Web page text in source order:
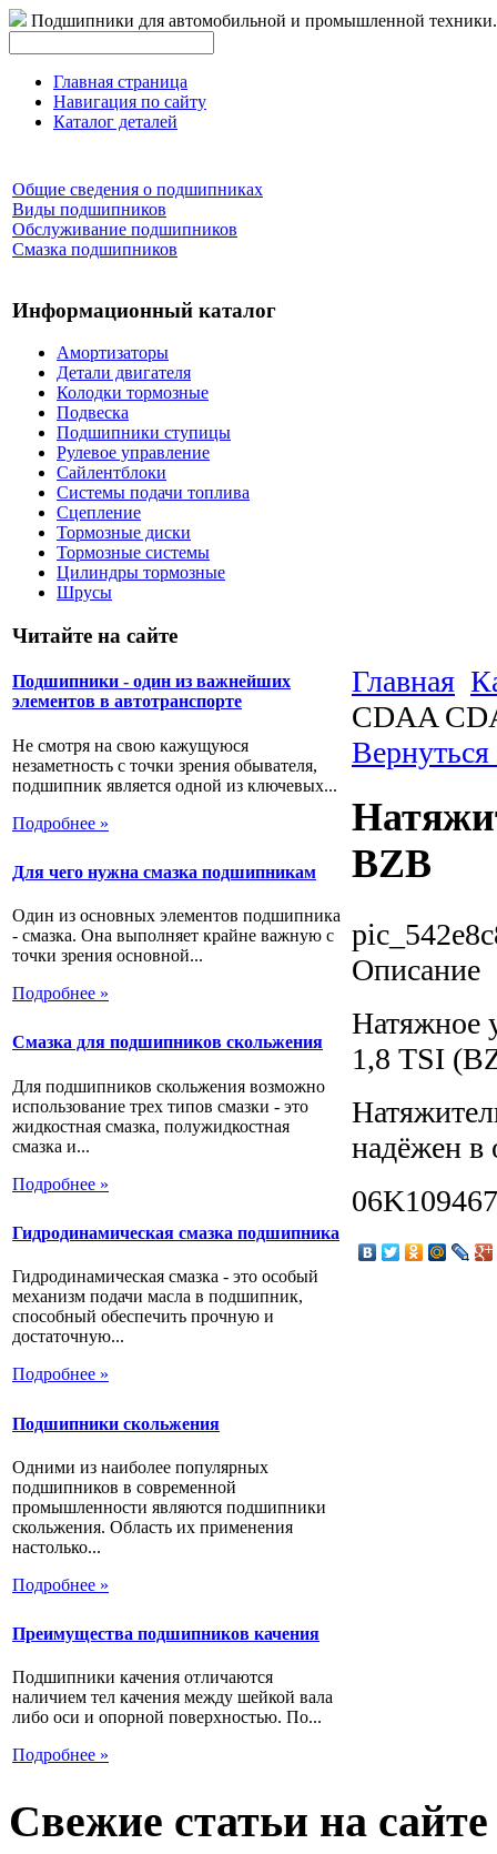
Подшипники для автомобильной и промышленной техники.
Главная страница
Навигация по сайту
Каталог деталей
Общие сведения о подшипниках
Виды подшипников
Обслуживание подшипников
Смазка подшипников
Информационный каталог
Амортизаторы
Детали двигателя
Колодки тормозные
Подвеска
Подшипники ступицы
Рулевое управление
Сайлентблоки
Системы подачи топлива
Сцепление
Тормозные диски
Тормозные системы
Цилиндры тормозные
Шрусы
Читайте на сайте
Подшипники - один из важнейших
элементов в автотранспорте
Не смотря на свою кажущуюся
незаметность с точки зрения обывателя,
подшипник является одной из ключевых...
Подробнее »
Для чего нужна смазка подшипникам
Один из основных элементов подшипника
- смазка. Она выполняет крайне важную с
точки зрения основной...
Подробнее »
Смазка для подшипников скольжения
Для подшипников скольжения возможно
использование трех типов смазки - это
жидкостная смазка, полужидкостная
смазка и...
Подробнее »
Гидродинамическая смазка подшипника
Гидродинамическая смазка - это особый
механизм подачи масла в подшипник,
способный обеспечить прочную и
достаточную...
Подробнее »
Подшипники скольжения
Одними из наиболее популярных
подшипников в современной
промышленности являются подшипники
скольжения. Область их применения
настолько...
Подробнее »
Преимущества подшипников качения
Подшипники качения отличаются
наличием тел качения между шейкой вала
либо оси и опорной поверхностью. По...
Подробнее »
Главная
CDAA
BZB
Описание
Натяжное
1,8 TSI
надёжен в
Свежие статьи на сайте